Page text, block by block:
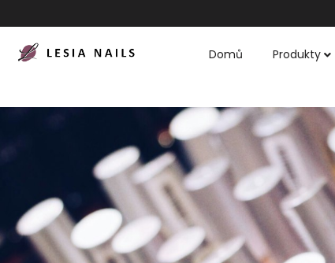
Domů Produkty